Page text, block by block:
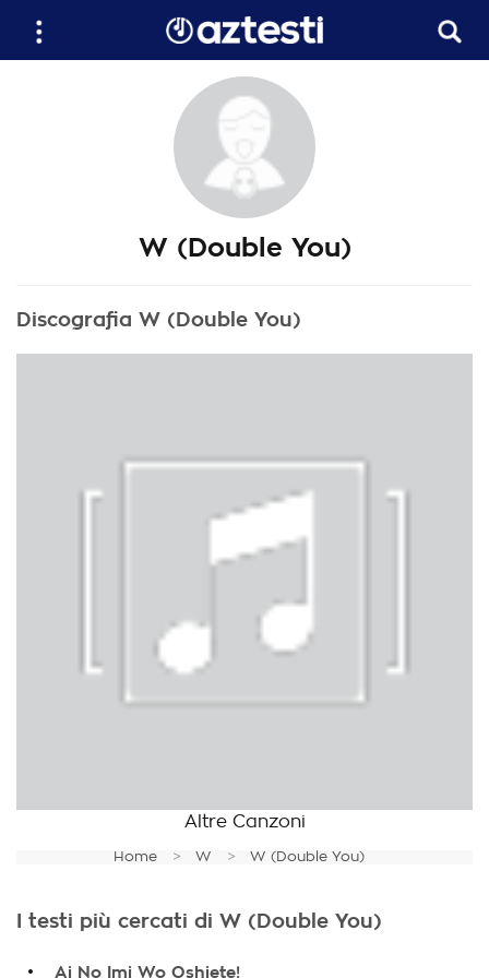
W (Double You)
Discografia W (Double You)
Altre Canzoni
Home W W (Double You)
I testi più cercati di W (Double You)
. Ai No Imi Wo Oshiete!